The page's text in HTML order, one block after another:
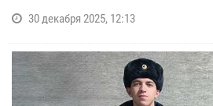
30 декабря 2025, 12:13